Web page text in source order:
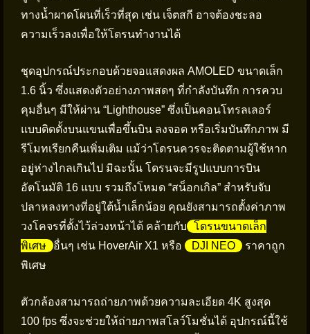
ทางน้ำผาดโผนที่เร็วที่สุด เช่น เจ็ตสกี อาจต้องชะลอ
ความเร็วลงเพื่อให้โดรนทำงานได้
ชุดอุปกรณ์ประกอบด้วยจอแสดงผล AMOLED ขนาดเล็ก
1.6 นิ้ว ซึ่งแสดงตัวอย่างภาพสดๆ ที่กำลังบันทึก การควบ
คุมอื่นๆ มีให้ผ่าน “Lighthouse” ซึ่งเป็นคอนโทรลเลอร์
แบบติดตั้งบนแขนเพื่อขึ้นบิน ลงจอด หรือเริ่มบันทึกภาพ มี
รีโมทเรียกคืนเพิ่มเติม แม้ว่าโดรนควรจะติดตามผู้ใช้หาก
อยู่ห่างไกลเกินไป มิฉะนั้น โดรนจะมีรูปแบบการบิน
อัตโนมัติ 16 แบบ รวมถึงโหมด “สน็อกเกิล” สำหรับจับ
ปลาหลงทางที่อยู่ใต้น้ำเล็กน้อย คุณยังสามารถตั้งค่าภาพ
วงโคจรที่ตั้งไว้ล่วงหน้าได้ คล้ายกับ
โดรนขนาดเล็ก
พิเศษ
อื่นๆ เช่น HoverAir X1 หรือ DJI NEO
ราคาถูก
พิเศษ
ตัวกล้องสามารถถ่ายภาพด้วยความละเอียด 4K สูงสุด
100 fps ซึ่งจะช่วยให้ถ่ายภาพสโลว์โมชั่นได้ อุปกรณ์นี้ใช้